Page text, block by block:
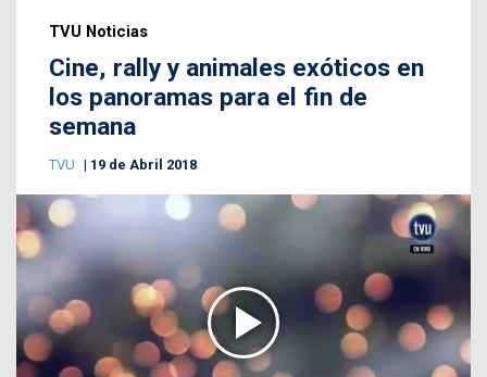
TVU Noticias
Cine, rally y animales exóticos en
los panoramas para el fin de
semana
TVU 19 de Abril 2018